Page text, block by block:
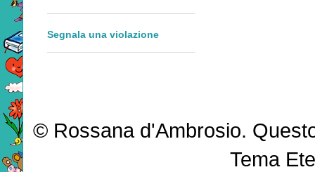
Segnala una violazione
© Rossana d'Ambrosio.
Tema